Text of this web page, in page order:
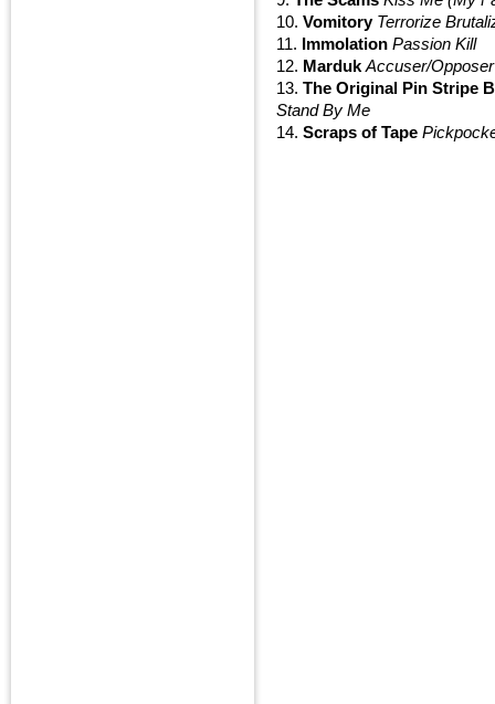
10. Vomitory Terrorize
11.
Immolation Passion Kill
12. Marduk Accuser/Opposer
13. The Original Pin Stripe
Stand By Me
14. Scraps of Tape